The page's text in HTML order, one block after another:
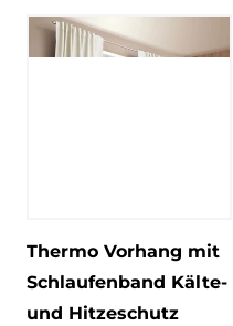
Thermo Vorhang mit
Schlaufenband Kälte-
und Hitzeschutz